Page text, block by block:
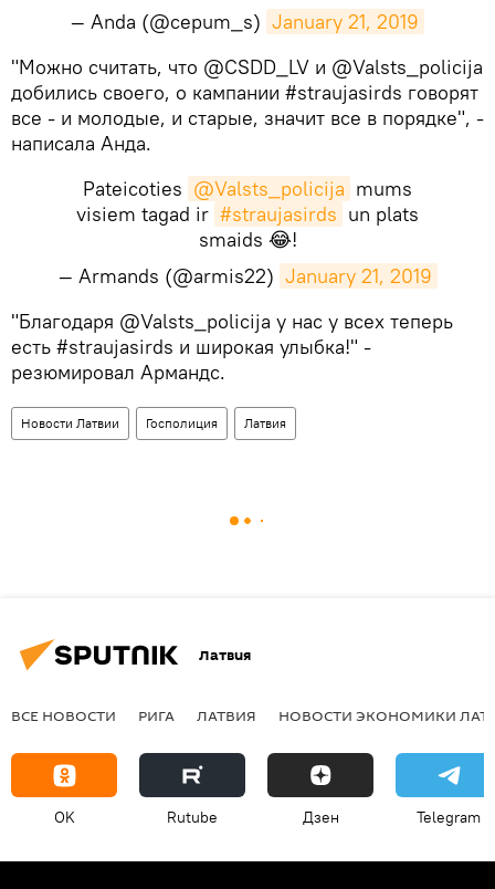
— Anda (@cepum_s) January 21, 2019
​"Можно считать, что @CSDD_LV и @Valsts_policija
добились своего, о кампании #straujasirds говорят
все - и молодые, и старые, значит все в порядке", -
написала Анда.
Pateicoties @Valsts_policija mums
visiem tagad ir #straujasirds un plats
smaids 😂!
— Armands (@armis22) January 21, 2019
​"Благодаря @Valsts_policija у нас у всех теперь
есть #straujasirds и широкая улыбка!" -
резюмировал Армандс.
Новости Латвии Госполиция Латвия
Латвия
ВСЕ НОВОСТИ РИГА ЛАТВИЯ НОВОСТИ ЭКОНОМИКИ
OK Rutube Дзен Telegram